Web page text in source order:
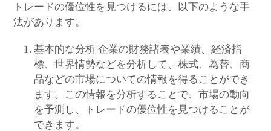
トレードの優位性を見つけるには、以下のような手
法があります。
基本的な分析 企業の財務諸表や業績、経済指
標、世界情勢などを分析して、株式、為替、商
品などの市場についての情報を得ることができ
ます。この情報を分析することで、市場の動向
を予測し、トレードの優位性を見つけることが
できます。